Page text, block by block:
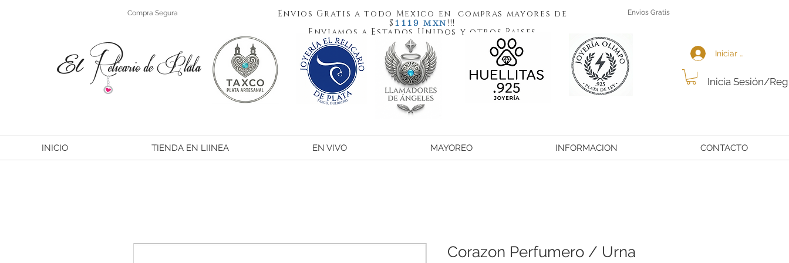
Compra Segura
Envios Gratis a todo Mexico en compras mayores de
$ 1119 MXN!!!
Enviamos a Estados Unidos y otros Paises
Envios Gratis
Inicia Sesión/
Iniciar sesión
INICIO TIENDA EN LIINEA EN VIVO MAYOREO INFORMACION CONTACTO
Corazon Perfumero / Urna